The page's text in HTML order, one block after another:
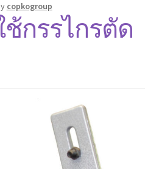
copkogroup
ช้กรรไกรตัด